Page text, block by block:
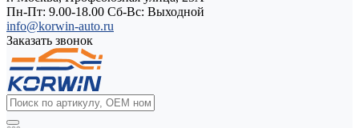
Пн-Пт: 9.00-18.00 Cб-Вс: Выходной
info@korwin-auto.ru
Заказать звонок